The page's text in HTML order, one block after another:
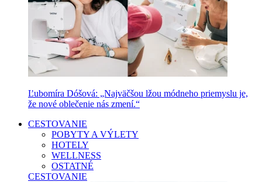
Ľubomíra Dóšová: „Najväčšou lžou módneho priemyslu je,
že nové oblečenie nás zmení.“
CESTOVANIE
POBYTY A VÝLETY
HOTELY
WELLNESS
OSTATNÉ
CESTOVANIE